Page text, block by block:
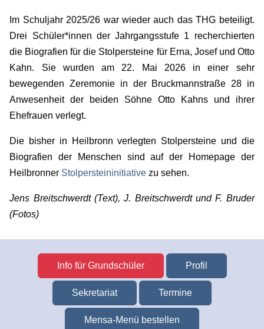
Im Schuljahr 2025/26 war wieder auch das THG beteiligt.
Drei Schüler*innen der Jahrgangsstufe 1 recherchierten
die Biografien für die Stolpersteine für Erna, Josef und Otto
Kahn. Sie wurden am 22. Mai 2026 in einer sehr
bewegenden Zeremonie in der Bruckmannstraße 28 in
Anwesenheit der beiden Söhne Otto Kahns und ihrer
Ehefrauen verlegt.
Die bisher in Heilbronn verlegten Stolpersteine und die
Biografien der Menschen sind auf der Homepage der
Heilbronner Stolpersteininitiative zu sehen.
Jens Breitschwerdt (Text), J. Breitschwerdt und F. Bruder
(Fotos)
Info für Grundschüler Profil
Sekretariat Termine
Mensa-Menü bestellen